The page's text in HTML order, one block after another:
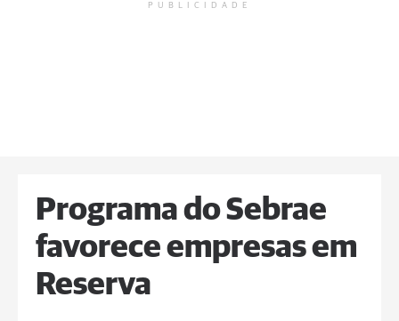
PUBLICIDADE
Programa do Sebrae
favorece empresas em
Reserva